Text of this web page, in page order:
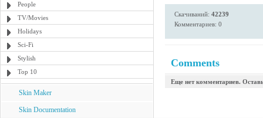
People
TV/Movies
Holidays
Sci-Fi
Stylish
Top 10
Skin Maker
Skin Documentation
Скачиваний: 42239
Комментариев: 0
Comments
Еще нет комментариев.